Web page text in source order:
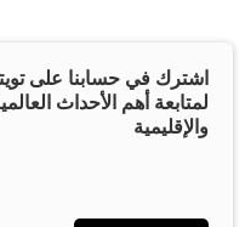
اشترك في حسابنا على
لمتابعة أهم الأحداث
والإقليمية